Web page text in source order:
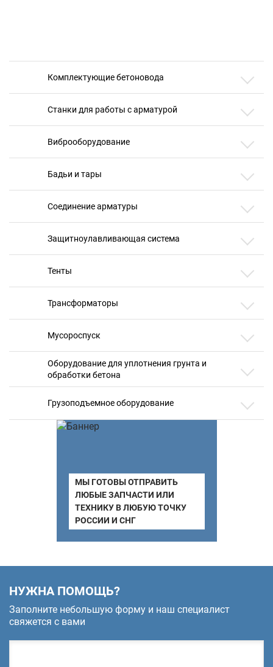
Комплектующие бетоновода
Станки для работы с арматурой
Виброоборудование
Бадьи и тары
Соединение арматуры
Защитноулавливающая система
Тенты
Трансформаторы
Мусороспуск
Оборудование для уплотнения грунта и
обработки бетона
Грузоподъемное оборудование
МЫ ГОТОВЫ ОТПРАВИТЬ
ЛЮБЫЕ ЗАПЧАСТИ ИЛИ
ТЕХНИКУ В ЛЮБУЮ ТОЧКУ
РОССИИ И СНГ
НУЖНА ПОМОЩЬ?
Заполните небольшую форму и наш специалист
свяжется с вами